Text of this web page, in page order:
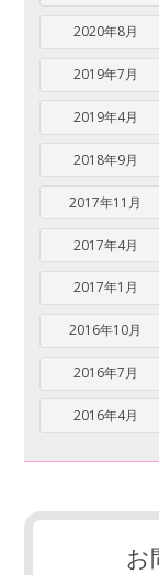
2020年8月
2019年7月
2019年4月
2018年9月
2017年11月
2017年4月
2017年1月
2016年10月
2016年7月
2016年4月
お